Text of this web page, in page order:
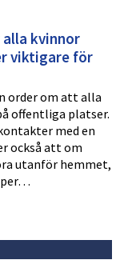
kvinnor
viktigare för
order om att alla
offentliga platser.
med en
också att om
utanför hemmet,